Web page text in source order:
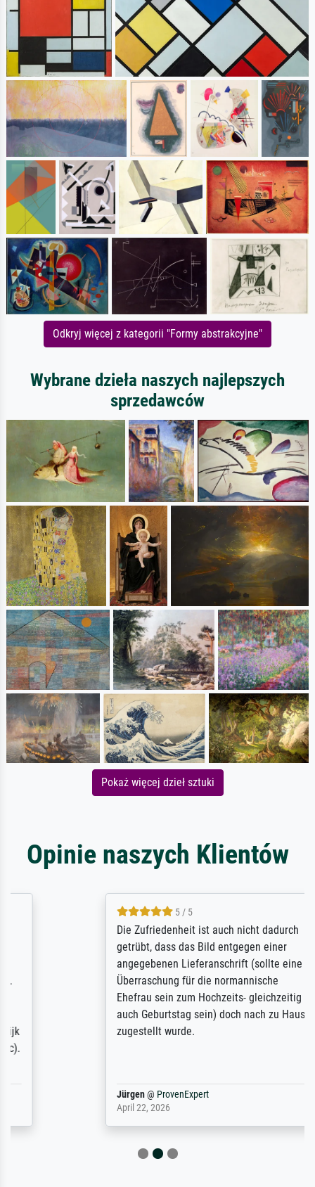
Odkryj więcej z kategorii "Formy abstrakcyjne"
Wybrane dzieła naszych najlepszych
sprzedawców
Pokaż więcej dzieł sztuki
Opinie naszych Klientów
5 / 5
Die Zufriedenheit ist auch nicht dadurch
getrübt, dass das Bild entgegen einer
angegebenen Lieferanschrift (sollte eine
Überraschung für die normannische
Ehefrau sein zum Hochzeits- gleichzeitig
auch Geburtstag sein) doch nach zu Hause
zugestellt wurde.
ProvenExpert